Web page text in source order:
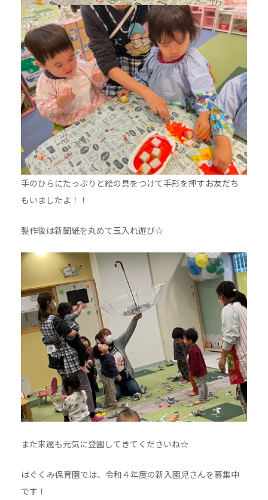
手のひらにたっぷりと絵の具をつけて手形を押すお友だち
もいましたよ！！
製作後は新聞紙を丸めて玉入れ遊び☆
また来週も元気に登園してきてくださいね☆
はぐくみ保育園では、令和４年度の新入園児さんを募集中
です！